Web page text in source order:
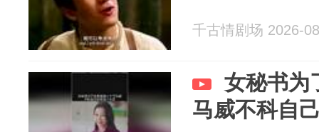
千古情剧场 2026-
女秘书为
马威不科自